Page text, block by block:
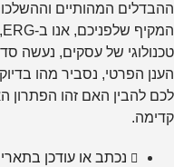
ההבדלים המהותיים
טכנולוגי של עסקים, נעשה
הענן הפרטי, נסביר מהו
לכם להבין האם זהו הפתרון
קדימה.
נכתב או עודכן